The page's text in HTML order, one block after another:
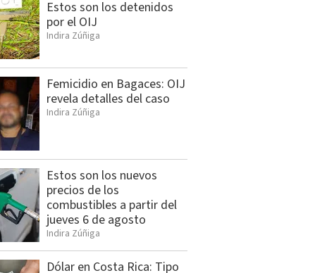
Estos son los detenidos
por el OIJ
Indira Zúñiga
Femicidio en Bagaces: OIJ
revela detalles del caso
Indira Zúñiga
Estos son los nuevos
precios de los
combustibles a partir del
jueves 6 de agosto
Indira Zúñiga
Dólar en Costa Rica: Tipo